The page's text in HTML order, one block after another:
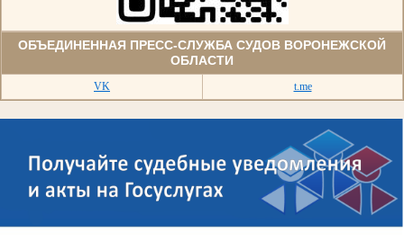
ОБЪЕДИНЕННАЯ ПРЕСС-СЛУЖБА СУДОВ ВОРОНЕЖСКОЙ
ОБЛАСТИ
VK t.me